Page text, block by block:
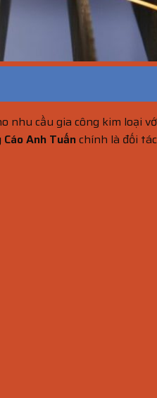
nhu cầu gia công kim loại
Cáo Anh Tuấnchính là đối